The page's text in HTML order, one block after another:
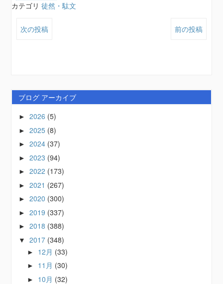
カテゴリ徒然・駄文
次の投稿 前の投稿
ブログ アーカイブ
►2026 (5)
►2025 (8)
►2024 (37)
►2023 (94)
►2022 (173)
►2021 (267)
►2020 (300)
►2019 (337)
►2018 (388)
▼2017 (348)
► 12月 (33)
► 11月 (30)
► 10月 (32)